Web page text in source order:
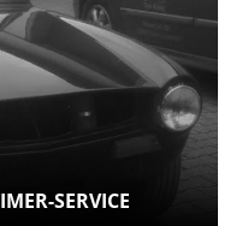
SERVICE